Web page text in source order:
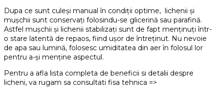
Dupa ce sunt culeși manual în condiții optime, lichenii și
mușchii sunt conservați folosindu-se glicerină sau parafină.
Astfel mușchii și lichenii stabilizați sunt de fapt menținuți într-
o stare latentă de repaos, fiind ușor de întreținut. Nu nevoie
de apa sau lumină, folosesc umiditatea din aer în folosul lor
pentru a-și menține aspectul.
Pentru a afla lista completa de beneficii si detalii despre
licheni, va rugam sa consultati fisa tehnica =>